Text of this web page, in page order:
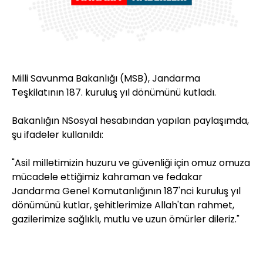
Milli Savunma Bakanlığı (MSB), Jandarma
Teşkilatının 187. kuruluş yıl dönümünü kutladı.
Bakanlığın NSosyal hesabından yapılan paylaşımda,
şu ifadeler kullanıldı:
"Asil milletimizin huzuru ve güvenliği için omuz omuza
mücadele ettiğimiz kahraman ve fedakar
Jandarma Genel Komutanlığının 187'nci kuruluş yıl
dönümünü kutlar, şehitlerimize Allah'tan rahmet,
gazilerimize sağlıklı, mutlu ve uzun ömürler dileriz."